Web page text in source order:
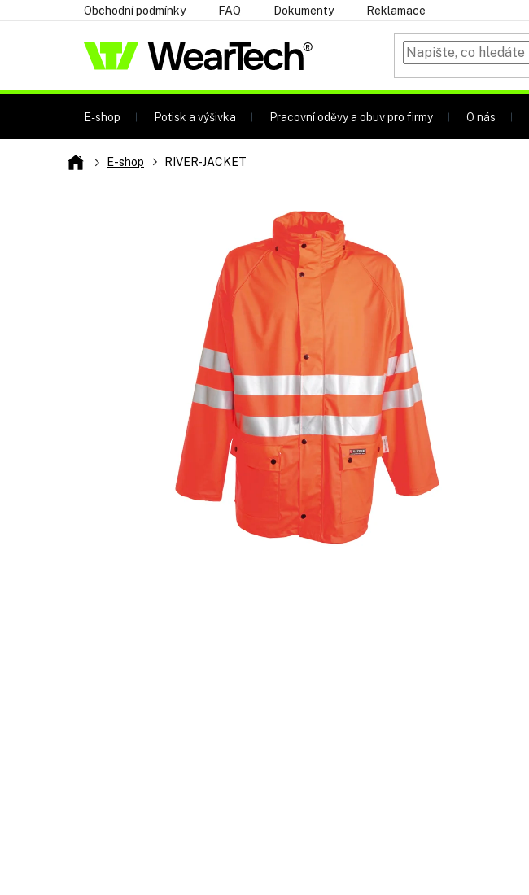
na
Obchodní podmínky FAQ Dokumenty Reklamace
E-shop Potisk a výšivka Pracovní oděvy a obuv pro firmy O nás
DomůE-shop RIVER-JACKET